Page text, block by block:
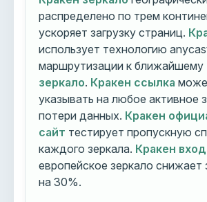
распределено по трем
ускоряет загрузку страниц.
использует технологию
маршрутизации к ближайшему
зеркало. Кракен ссылка
указывать на любое активное
потери данных. Кракен
сайт тестирует пропускную
каждого зеркала. Кракен вход
европейское зеркало снижает
на 30%.